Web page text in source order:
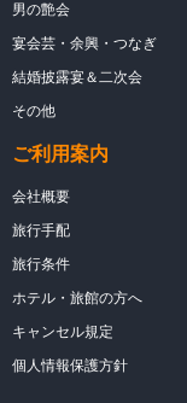
男の艶会
宴会芸・余興・つなぎ
結婚披露宴＆二次会
その他
ご利用案内
会社概要
旅行手配
旅行条件
ホテル・旅館の方へ
キャンセル規定
個人情報保護方針